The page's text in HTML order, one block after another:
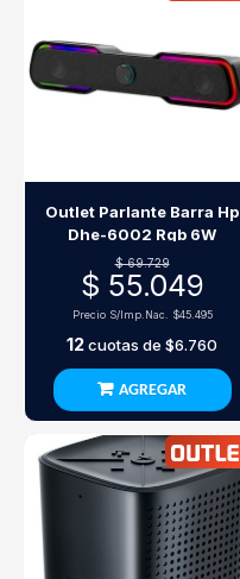
Outlet Parlante Barra Hp
Dhe-6002 Rgb 6W
$ 69.729
$ 55.049
Precio S/Imp.Nac. $45.495
12cuotas de $6.760
AGREGAR